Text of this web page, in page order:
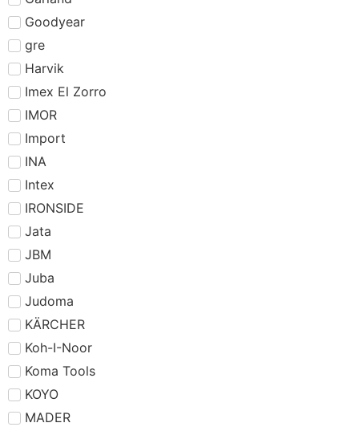
Goodyear
gre
Harvik
Imex El Zorro
IMOR
Import
INA
Intex
IRONSIDE
Jata
JBM
Juba
Judoma
KÄRCHER
Koh-I-Noor
Koma Tools
KOYO
MADER